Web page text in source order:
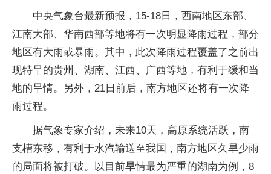
中央气象台最新预报，15-18日，西南地区东部、
江南大部、华南西部等地将有一次明显降雨过程，部分
地区有大雨或暴雨。其中，此次降雨过程覆盖了之前出
现特旱的贵州、湖南、江西、广西等地，有利于缓和当
地的旱情。另外，21日前后，南方地区还将有一次降
雨过程。
据气象专家介绍，未来10天，高原系统活跃，南
支槽东移，有利于水汽输送至我国，南方地区久旱少雨
的局面将被打破。以目前旱情最为严重的湖南为例，8